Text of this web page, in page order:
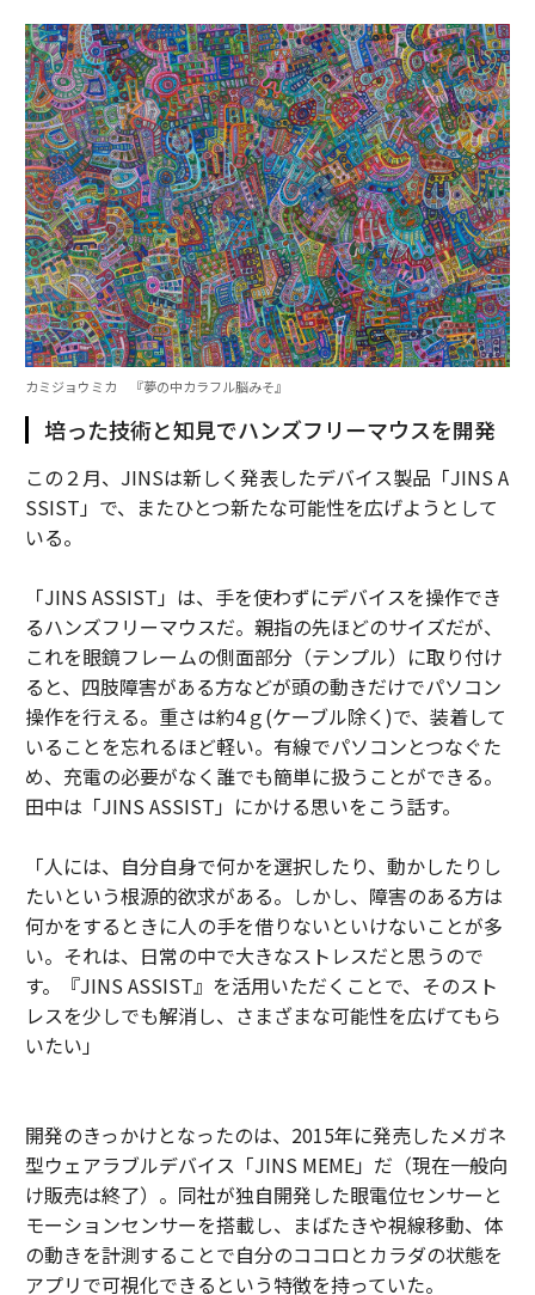
カミジョウミカ 『夢の中カラフル脳みそ』
培った技術と知見でハンズフリーマウスを開発
この２月、JINSは新しく発表したデバイス製品「JINS A
SSIST」で、またひとつ新たな可能性を広げようとして
いる。
「JINS ASSIST」は、手を使わずにデバイスを操作でき
るハンズフリーマウスだ。親指の先ほどのサイズだが、
これを眼鏡フレームの側面部分（テンプル）に取り付け
ると、四肢障害がある方などが頭の動きだけでパソコン
操作を行える。重さは約4ｇ(ケーブル除く)で、装着して
いることを忘れるほど軽い。有線でパソコンとつなぐた
め、充電の必要がなく誰でも簡単に扱うことができる。
田中は「JINS ASSIST」にかける思いをこう話す。
「人には、自分自身で何かを選択したり、動かしたりし
たいという根源的欲求がある。しかし、障害のある方は
何かをするときに人の手を借りないといけないことが多
い。それは、日常の中で大きなストレスだと思うので
す。『JINS ASSIST』を活用いただくことで、そのスト
レスを少しでも解消し、さまざまな可能性を広げてもら
いたい」
開発のきっかけとなったのは、2015年に発売したメガネ
型ウェアラブルデバイス「JINS MEME」だ（現在一般向
け販売は終了）。同社が独自開発した眼電位センサーと
モーションセンサーを搭載し、まばたきや視線移動、体
の動きを計測することで自分のココロとカラダの状態を
アプリで可視化できるという特徴を持っていた。